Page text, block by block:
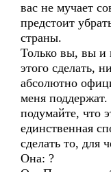
вас не мучает
предстоит
страны.
Только вы, вы и
этого сделать,
абсолютно
меня
подумайте, что
единственная
сделать то, для
Она: ?